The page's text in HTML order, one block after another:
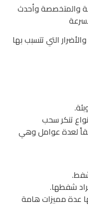
والمتخصصة وأحدث
التي تتسبب بها
تنكر سحب
لعدة عوامل وهي
شفطها.
مميزات هامة